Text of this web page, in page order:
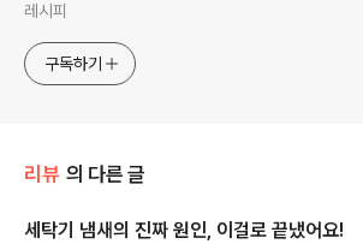
레시피
구독하기
리뷰 의 다른 글
세탁기 냄새의 진짜 원인, 이걸로 끝냈어요!